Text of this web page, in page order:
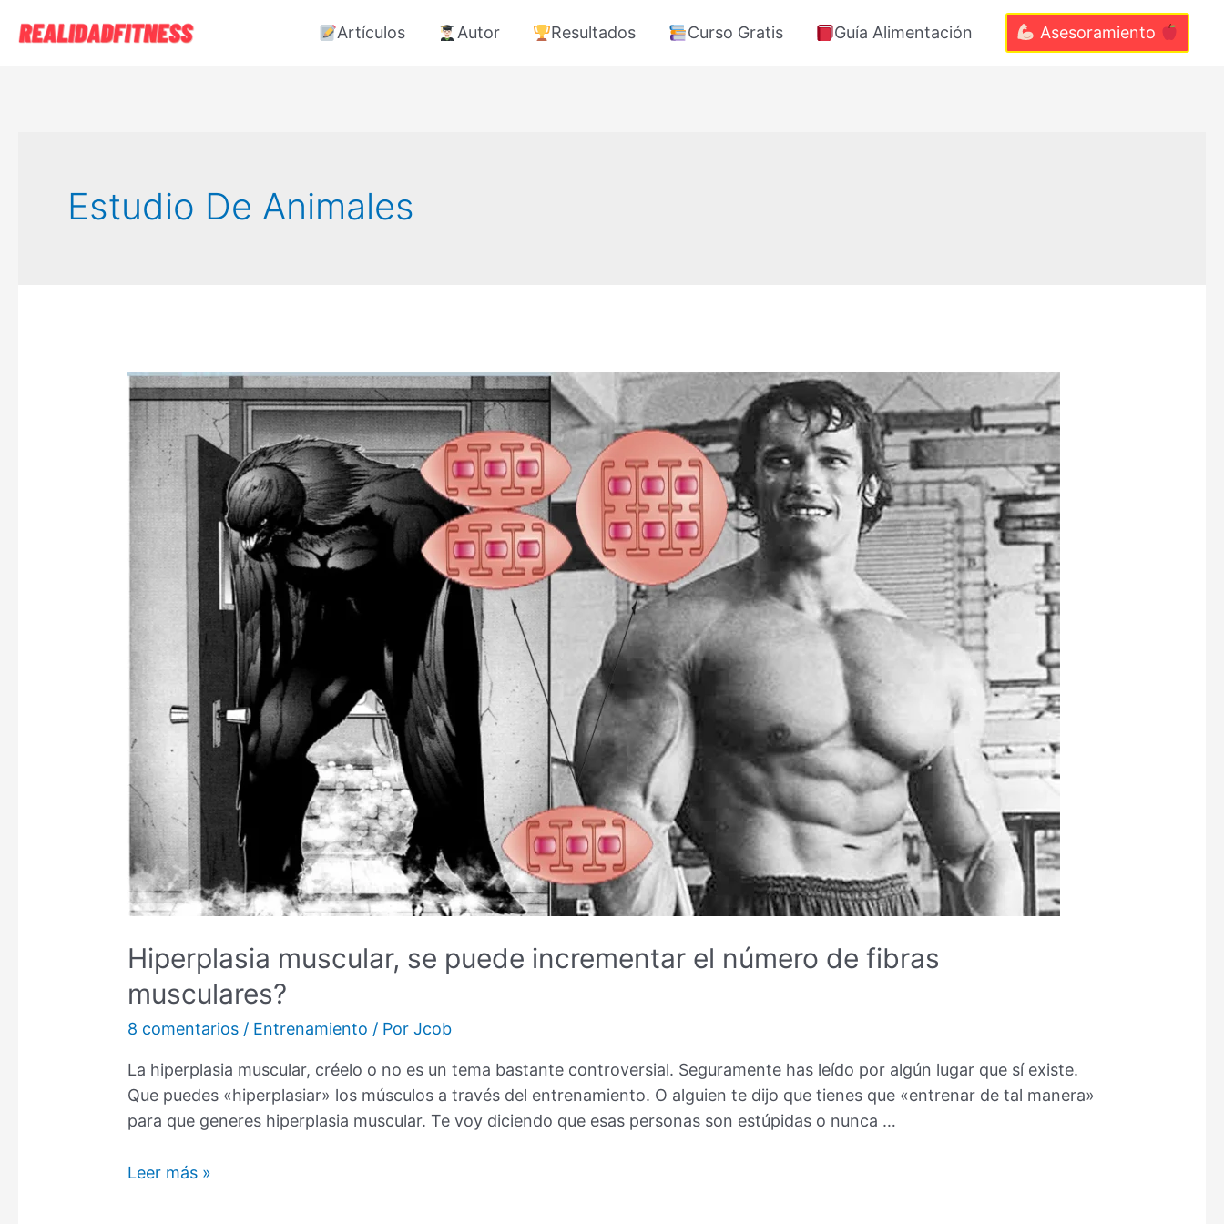
contenido
Artículos Autor Resultados Curso Gratis Guía Alimentación Asesoramiento
Estudio De Animales
Hiperplasia muscular, se puede incrementar el número de fibras
musculares?
8 comentarios / Entrenamiento / PorJcob
La hiperplasia muscular, créelo o no es un tema bastante controversial. Seguramente has leído por algún lugar que sí existe.
Que puedes «hiperplasiar» los músculos a través del entrenamiento. O alguien te dijo que tienes que «entrenar de tal manera»
para que generes hiperplasia muscular. Te voy diciendo que esas personas son estúpidas o nunca …
Hiperplasia
Leer más »